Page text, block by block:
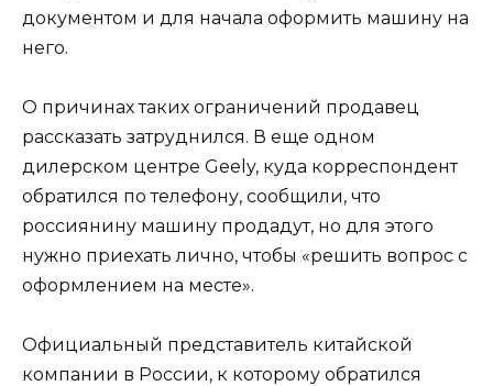
документом и для начала оформить машину на
него.
О причинах таких ограничений продавец
рассказать затруднился. В еще одном
дилерском центре Geely, куда корреспондент
обратился по телефону, сообщили, что
россиянину машину продадут, но для этого
нужно приехать лично, чтобы «решить вопрос с
оформлением на месте».
Официальный представитель китайской
компании в России, к которому обратился